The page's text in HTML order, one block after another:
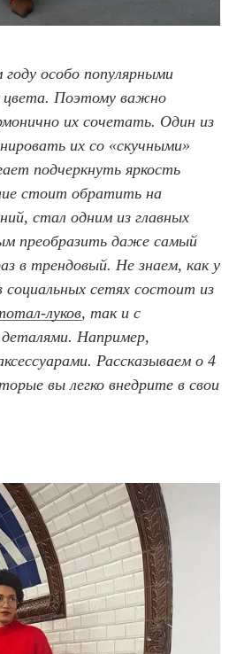
особо популярными
цвета. Поэтому важно
их сочетать. Один из
их со «скучными»
подчеркнуть яркость
стоит обратить на
стал одним из главных
преобразить даже самый
в трендовый. Не знаем, как у
социальных сетях состоит из
луков, так и с
Например,
Рассказываем о 4
вы легко внедрите в свои